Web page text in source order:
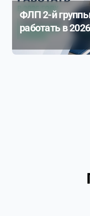
ФЛП 2-й
работать в
разбор